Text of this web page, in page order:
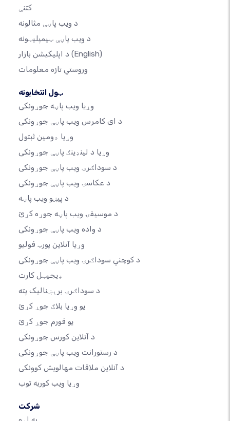
کتنې
د ویب پاڼې مثالونه
د ویب پاڼې ټیمپلیټونه
(English)
وروستي تازه معلومات
ټول انتخابونه
وړیا ویب پاڼه جوړونکی
د ای کامرس ویب پاڼې جوړونکی
وړیا ډومین ثبتول
وړیا د لینډینګ پاڼې جوړونکی
د سوداګرۍ ویب پاڼې جوړونکی
د عکاسۍ ویب پاڼې جوړونکی
د پیښو ویب پاڼه
د موسیقۍ ویب پاڼه جوړه کړئ
د واده ویب پاڼې جوړونکی
وړیا آنلاین پورټ فولیو
د کوچني سوداګرۍ ویب پاڼې جوړونکی
ډیجیټل کارت
د سوداګرۍ برېښنالیک پته
یو وړیا بلاګ جوړ کړئ
یو فورم جوړ کړئ
د آنلاین کورس جوړونکی
د رستورانت ویب پاڼې جوړونکی
د آنلاین ملاقات مهالویش کوونکی
وړیا ویب کوربه توب
شرکت